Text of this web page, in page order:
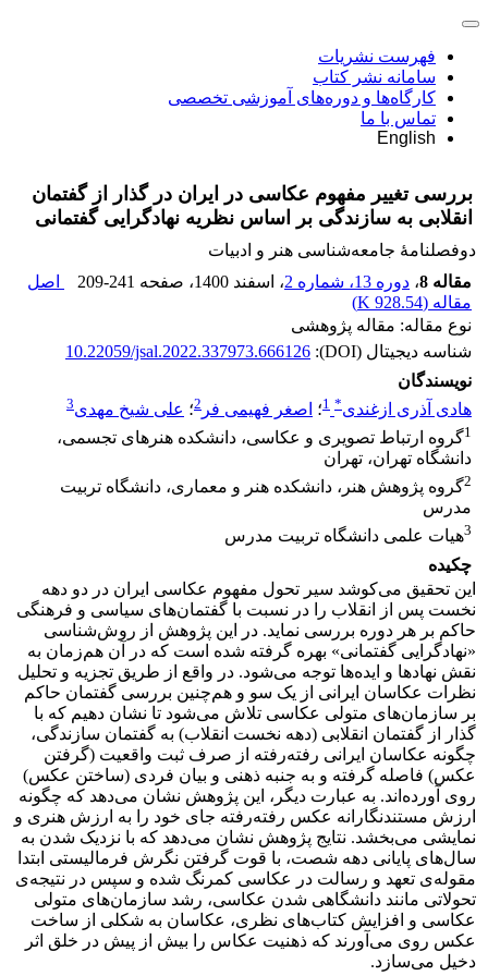
فهرست نشریات
سامانه نشر کتاب
کارگاه‌ها و دوره‌های آموزشی تخصصی
تماس با ما
English
بررسی تغییر مفهوم عکاسی در ایران در گذار از گفتمان
انقلابی به سازندگی بر اساس نظریه نهادگرایی گفتمانی
دوفصلنامۀ جامعه‌شناسی هنر و ادبیات
مقاله 8
، دوره 13، شماره 2 ، اسفند 1400 ، صفحه 209-241
اصل
مقاله (928.54 K
)
نوع مقاله: مقاله پژوهشی
شناسه دیجیتال (DOI):
10.22059/jsal.2022.337973.666126
نویسندگان
هادی آذری ازغندی*
1؛ اصغر فهیمی فر 2؛ علی شیخ مهدی3
1گروه ارتباط تصویری و عکاسی، دانشکده هنرهای تجسمی،
دانشگاه تهران، تهران
2گروه پژوهش هنر، دانشکده هنر و معماری، دانشگاه تربیت
مدرس
3هیات علمی دانشگاه تربیت مدرس
چکیده
این تحقیق می‌کوشد سیر تحول مفهوم عکاسی ایران در دو دهه
نخست پس از انقلاب را در نسبت با گفتمان‌های سیاسی و فرهنگی
حاکم بر هر دوره بررسی نماید. در این پژوهش از روش‌شناسی
«نهادگرایی گفتمانی» بهره گرفته شده است که در آن هم‌زمان به
نقش نهادها و ایده‌ها توجه می‌شود. در واقع از طریق تجزیه و تحلیل
نظرات عکاسان ایرانی از یک سو و هم‌چنین بررسی گفتمان حاکم
بر سازمان‌های متولی عکاسی تلاش می‌شود تا نشان دهیم که با
گذار از گفتمان‌ انقلابی (دهه نخست انقلاب) به گفتمان سازندگی،
چگونه عکاسان ایرانی رفته‌رفته از صرف ثبت واقعیت (گرفتن
عکس) فاصله گرفته و به جنبه ذهنی و بیان فردی (ساختن عکس)
روی آورده‌اند. به عبارت دیگر، این پژوهش نشان می‌دهد که چگونه
ارزش مستندنگارانه عکس رفته‌رفته جای خود را به ارزش هنری و
نمایشی می‌بخشد. نتایج پژوهش نشان می‌دهد که با نزدیک شدن به
سال‌های پایانی دهه شصت، با قوت گرفتن نگرش فرمالیستی ابتدا
مقوله‌ی تعهد و رسالت در عکاسی کمرنگ شده و سپس در نتیجه‌ی
تحولاتی مانند دانشگاهی شدن عکاسی، رشد سازمان‌های متولی
عکاسی و افزایش کتاب‌های نظری، عکاسان به شکلی از ساخت
عکس روی می‌آورند که ذهنیت عکاس را بیش از پیش در خلق اثر
دخیل می‌سازد.